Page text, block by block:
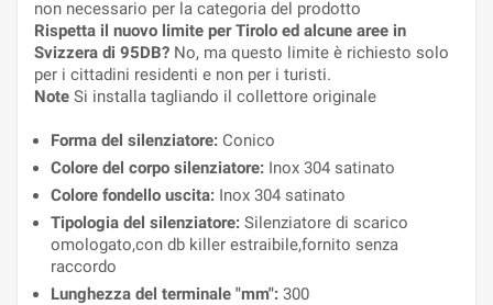
non necessario per la categoria del prodotto
Rispetta il nuovo limite per Tirolo ed alcune aree in
Svizzera di 95DB? No, ma questo limite è richiesto solo
per i cittadini residenti e non per i turisti.
Note Si installa tagliando il collettore originale
Forma del silenziatore: Conico
Colore del corpo silenziatore: Inox 304 satinato
Colore fondello uscita: Inox 304 satinato
Tipologia del silenziatore: Silenziatore di scarico
omologato,con db killer estraibile,fornito senza
raccordo
Lunghezza del terminale "mm": 300